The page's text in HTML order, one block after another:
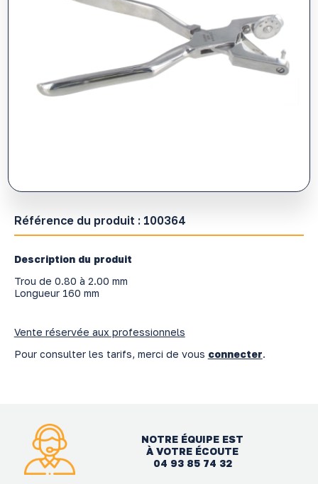
Référence du produit : 100364
Description du produit
Trou de 0.80 à 2.00 mm
Longueur 160 mm
Vente réservée aux professionnels
Pour consulter les tarifs, merci de vous connecter.
NOTRE ÉQUIPE EST
À VOTRE ÉCOUTE
04 93 85 74 32